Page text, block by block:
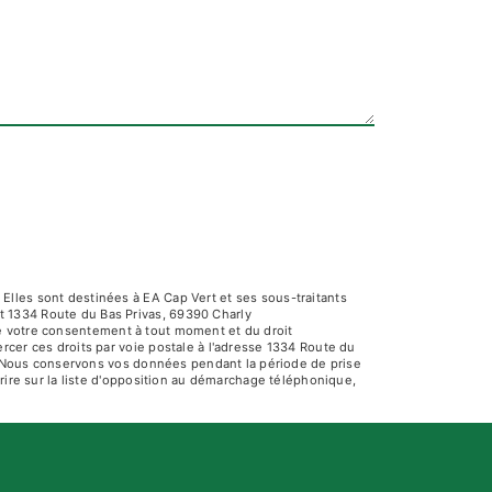
sont destinées à EA Cap Vert et ses sous-traitants
Route du Bas Privas, 69390 Charly
votre consentement à tout moment et du droit
ces droits par voie postale à l'adresse 1334 Route du
conservons vos données pendant la période de prise
sur la liste d'opposition au démarchage téléphonique,